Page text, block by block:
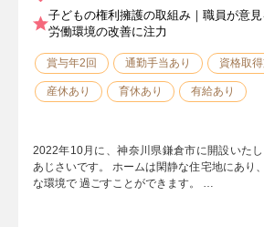
子どもの権利擁護の取組み｜職員が意見
労働環境の改善に注力
賞与年2回 通勤手当あり 資格取
産休あり 育休あり 有給あり
2022年10月に、神奈川県鎌倉市に開設いた
あじさいです。 ホームは閑静な住宅地にあり
な環境で 過ごすことができます。 …